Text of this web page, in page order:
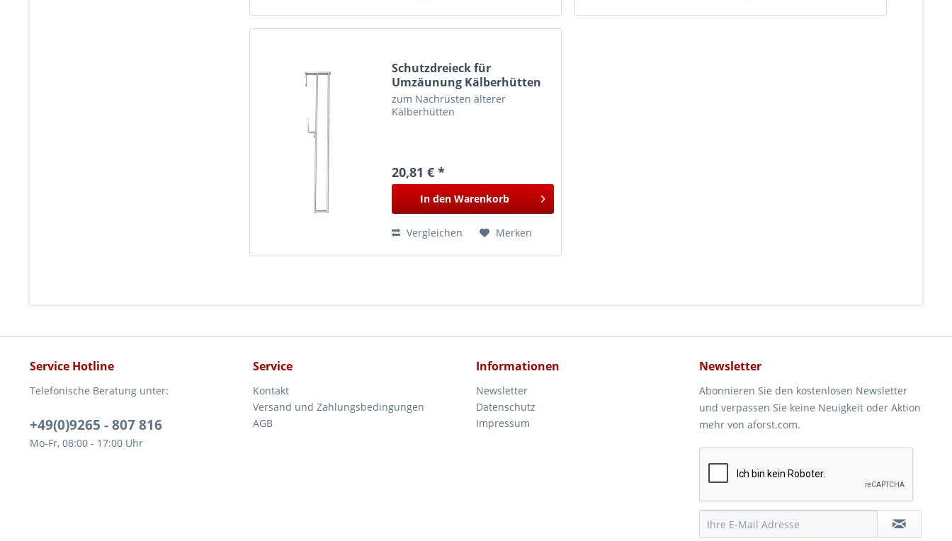
Schutzdreieck für
Umzäunung Kälberhütten
Standard und Comfort
zum Nachrüsten älterer
Kälberhütten
20,81 € *
In den Warenkorb
Vergleichen Merken
Service Hotline
Telefonische Beratung unter:
+49(0)9265 - 807 816
Mo-Fr, 08:00 - 17:00 Uhr
Service
Kontakt
Versand und Zahlungsbedingungen
AGB
Informationen
Newsletter
Datenschutz
Impressum
Newsletter
Abonnieren Sie den kostenlosen Newsletter
und verpassen Sie keine Neuigkeit oder Aktion
mehr von aforst.com.